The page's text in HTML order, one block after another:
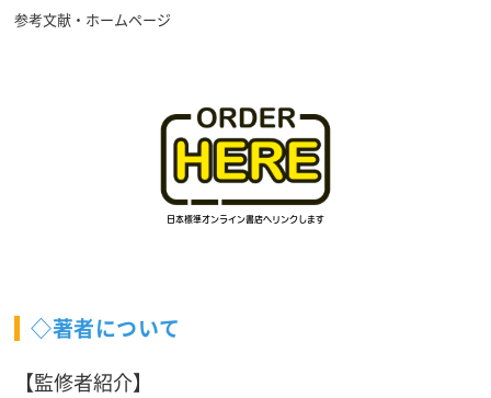
参考文献・ホームページ
◇著者について
【監修者紹介】